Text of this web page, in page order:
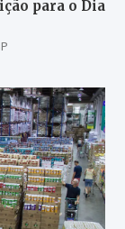
para o Dia